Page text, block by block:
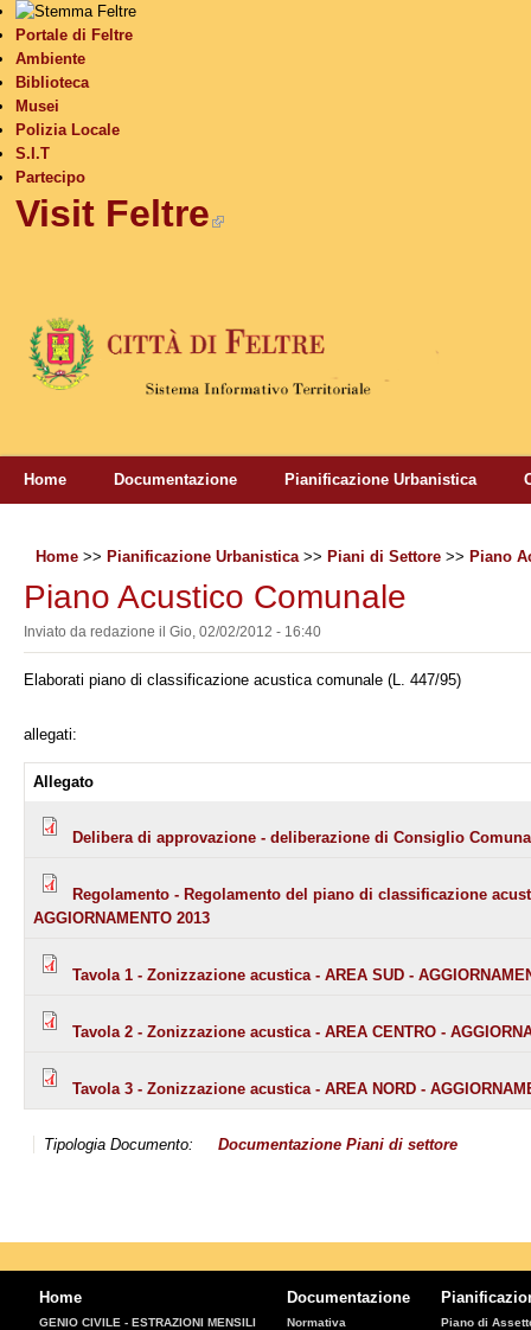
Portale di Feltre
Ambiente
Biblioteca
Musei
Polizia Locale
S.I.T
Partecipo
Visit Feltre
Home Documentazione Pianificazione Urbanistica
Home >> Pianificazione Urbanistica >> Piani di Settore >> Piano
Piano Acustico Comunale
Inviato da redazione il Gio, 02/02/2012 - 16:40
Elaborati piano di classificazione acustica comunale (L. 447/95)
allegati:
Allegato
Delibera di approvazione - deliberazione di Consiglio
Regolamento - Regolamento del piano di classificazione
AGGIORNAMENTO 2013
Tavola 1 - Zonizzazione acustica - AREA SUD -
Tavola 2 - Zonizzazione acustica - AREA CENTRO -
Tavola 3 - Zonizzazione acustica - AREA NORD -
Tipologia Documento: Documentazione Piani di settore
Home
GENIO CIVILE - ESTRAZIONI MENSILI
Documentazione
Normativa
Piano di